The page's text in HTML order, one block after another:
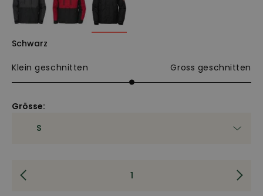
Schwarz
Klein geschnitten Gross geschnitten
Grösse: